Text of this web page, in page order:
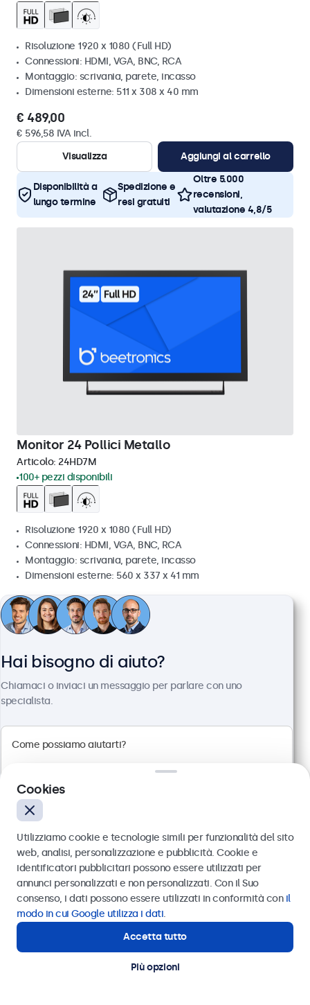
Risoluzione 1920 x 1080 (Full HD)
Connessioni: HDMI, VGA, BNC, RCA
Montaggio: scrivania, parete, incasso
Dimensioni esterne: 511 x 308 x 40 mm
€ 489,00
€ 596,58 IVA incl.
Visualizza
Aggiungi al carrello
Disponibilità a
lungo termine
Spedizione e
resi gratuiti
Oltre 5.000
recensioni,
valutazione 4,8/5
Monitor 24 Pollici Metallo
Articolo: 24HD7M
100+ pezzi disponibili
Risoluzione 1920 x 1080 (Full HD)
Connessioni: HDMI, VGA, BNC, RCA
Montaggio: scrivania, parete, incasso
Dimensioni esterne: 560 x 337 x 41 mm
€ 499,00
€ 608,78 IVA incl.
Monitor 27 Pollici Metallo
Articolo:27HD7M
100+ pezzi disponibili
Connessioni: HDMI, VGA, BNC, RCA
Hai bisogno di aiuto?
Chiamaci o inviaci un messaggio per parlare con uno
specialista.
Inviare
Oppure chiamaci al
Contatta i nostri esperti
Cookies
Utilizziamo cookie e tecnologie simili per funzionalità del sito
web, analisi, personalizzazione e pubblicità. Cookie e
identificatori pubblicitari possono essere utilizzati per
annunci personalizzati e non personalizzati. Con il Suo
consenso, i dati possono essere utilizzati in conformità con il
modo in cui Google utilizza i dati.
Accetta tutto
Più opzioni